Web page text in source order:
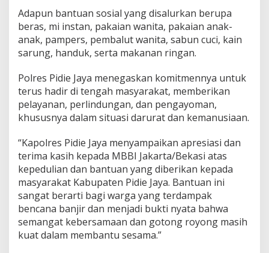
b
a
n
a
j
i
r
Adapun bantuan sosial yang disalurkan berupa
beras, mi instan, pakaian wanita, pakaian anak-
anak, pampers, pembalut wanita, sabun cuci, kain
sarung, handuk, serta makanan ringan.
Polres Pidie Jaya menegaskan komitmennya untuk
terus hadir di tengah masyarakat, memberikan
pelayanan, perlindungan, dan pengayoman,
khususnya dalam situasi darurat dan kemanusiaan.
“Kapolres Pidie Jaya menyampaikan apresiasi dan
terima kasih kepada MBBI Jakarta/Bekasi atas
kepedulian dan bantuan yang diberikan kepada
masyarakat Kabupaten Pidie Jaya. Bantuan ini
sangat berarti bagi warga yang terdampak
bencana banjir dan menjadi bukti nyata bahwa
semangat kebersamaan dan gotong royong masih
kuat dalam membantu sesama.”